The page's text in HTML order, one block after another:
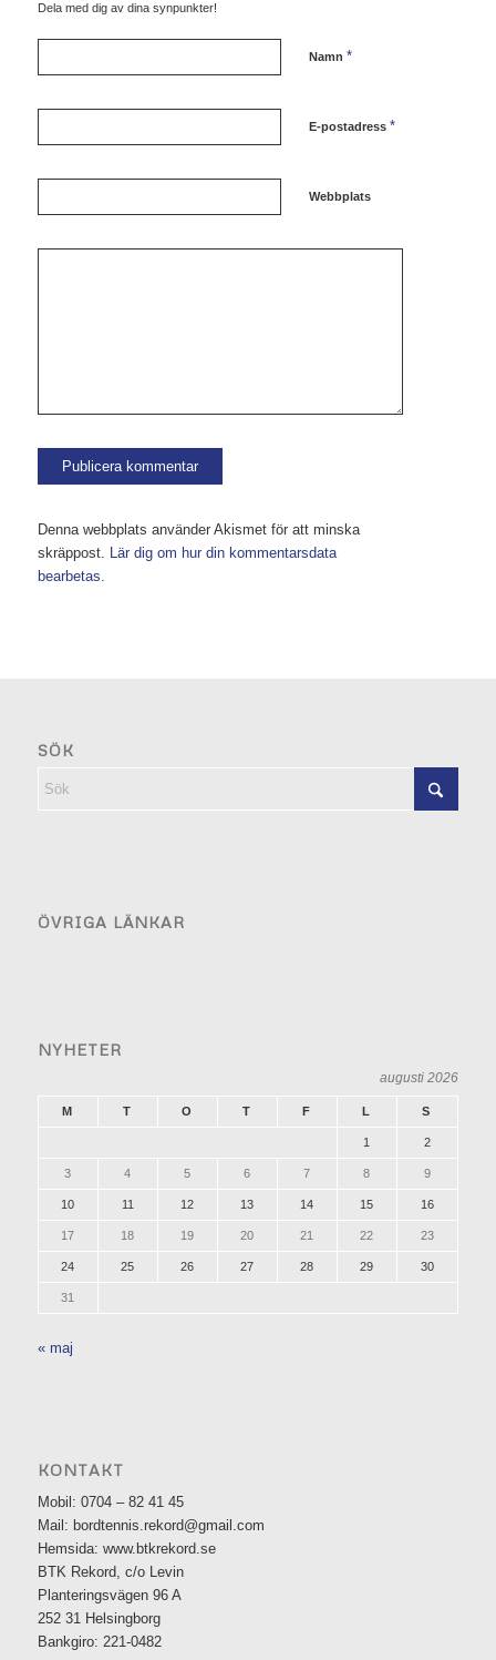
Dela med dig av dina synpunkter!
Namn *
E-postadress *
Webbplats
Denna webbplats använder Akismet för att minska
skräppost. Lär dig om hur din kommentarsdata
bearbetas.
SÖK
ÖVRIGA LÄNKAR
NYHETER
augusti 2026
M T O T F L S
1 2
3 4 5 6 7 8 9
10 11 12 13 14 15 16
17 18 19 20 21 22 23
24 25 26 27 28 29 30
31
« maj
KONTAKT
Mobil: 0704 – 82 41 45
Mail: bordtennis.rekord@gmail.com
Hemsida: www.btkrekord.se
BTK Rekord, c/o Levin
Planteringsvägen 96 A
252 31 Helsingborg
Bankgiro: 221-0482